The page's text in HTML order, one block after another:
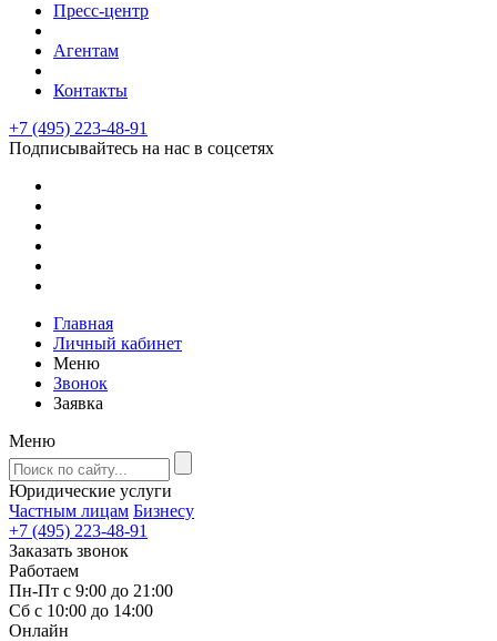
Пресс-центр
Агентам
Контакты
+7 (495) 223-48-91
Подписывайтесь на нас в соцсетях
Главная
Личный кабинет
Меню
Звонок
Заявка
Меню
Юридические услуги
Частным лицам Бизнесу
+7 (495) 223-48-91
Заказать звонок
Работаем
Пн-Пт с 9:00 до 21:00
Сб с 10:00 до 14:00
Онлайн